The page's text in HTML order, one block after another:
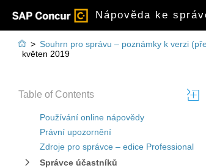
Nápověda ke
Table of Contents
Používání online nápovědy
Právní upozornění
Zdroje pro správce – edice Professional
Správce účastníků
 > Souhrn pro správu – poznámky k verzi
květen 2019